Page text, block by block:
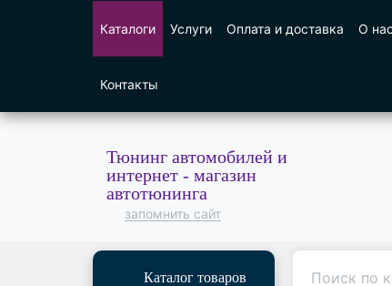
Каталоги Услуги Оплата и доставка О нас
Контакты
Тюнинг автомобилей и
интернет - магазин
автотюнинга
запомнить сайт
Каталог товаров